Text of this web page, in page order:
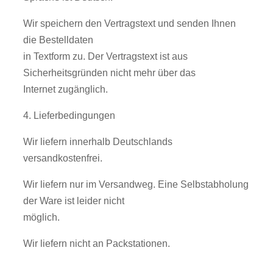
Wir speichern den Vertragstext und senden Ihnen
die Bestelldaten
in Textform zu. Der Vertragstext ist aus
Sicherheitsgründen nicht mehr über das
Internet zugänglich.
4. Lieferbedingungen
Wir liefern innerhalb Deutschlands
versandkostenfrei.
Wir liefern nur im Versandweg. Eine Selbstabholung
der Ware ist leider nicht
möglich.
Wir liefern nicht an Packstationen.